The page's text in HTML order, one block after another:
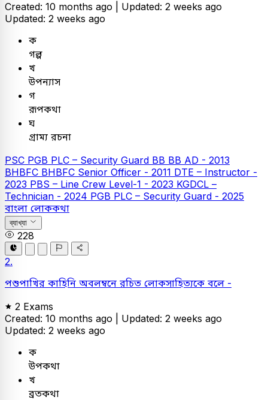
Created: 10 months ago | Updated: 2 weeks ago
Updated: 2 weeks ago
ক
গল্প
খ
উপন্যাস
গ
রূপকথা
ঘ
গ্রাম্য রচনা
PSC PGB PLC – Security Guard BB BB AD - 2013
BHBFC BHBFC Senior Officer - 2011 DTE – Instructor -
2023 PBS – Line Crew Level-1 - 2023 KGDCL –
Technician - 2024 PGB PLC – Security Guard - 2025
বাংলা লোককথা
ব্যাখ্যা
228
2.
পশুপাখির কাহিনি অবলম্বনে রচিত লোকসাহিত্যকে বলে -
2 Exams
Created: 10 months ago | Updated: 2 weeks ago
Updated: 2 weeks ago
ক
উপকথা
খ
ব্রতকথা